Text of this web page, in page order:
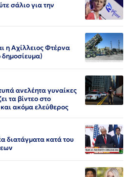
σάλιο για την
η Αχίλλειος Φτέρνα
δημοσίευμα)
ανελέητα γυναίκες
τα βίντεο στο
και ακόμα ελεύθερος​​​​​​​​​​​​​​​​​​​​​​​​​​​​​​​​​​​​​​​​​​​​​​​​​​
διατάγματα κατά του